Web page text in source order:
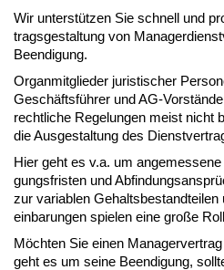
Wir un­terstützen Sie schnell und
trags­ge­stal­tung von
Be­en­di­gung.
Or­gan­mit­glie­der ju­ris­ti­scher
Geschäftsführer und AG-
recht­li­che Re­ge­lun­gen meist nicht
die Aus­ge­stal­tung des
Hier geht es v.a. um
gungs­fris­ten und
zur va­ria­blen
ein­ba­run­gen spie­len ei­ne große
Möch­ten Sie ei­nen
geht es um sei­ne Be­en­di­gung,